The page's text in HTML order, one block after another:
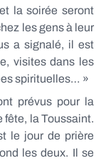
la soirée seront
les gens à leur
a signalé, il est
visites dans les
spirituelles… »
prévus pour la
fête, la Toussaint.
le jour de prière
les deux. Il se